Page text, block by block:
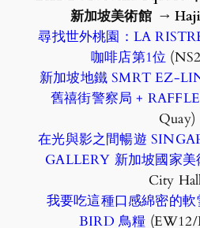
新加坡美術館 →
尋找世外桃園：LA
咖啡店第1位
新加坡地鐵 SMRT EZ-
舊禧街警察局 +
Quay)
在光與影之間暢遊
GALLERY 新加坡國家美
City
我要吃這種口感綿密的
BIRD 鳥糧